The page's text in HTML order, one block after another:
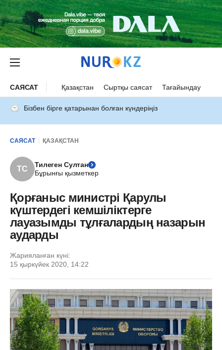
САЯСАТ Қазақстан Сыртқы саясат Тағайындау
Бізбен бірге қатарынан болған күндеріңіз
САЯСАТ ҚАЗАҚСТАН
ТС
Тилеген Султан
Бұрынғы қызметкер
Қорғаныс министрі Қарулы
күштердегі кемшіліктерге
лауазымды тұлғалардың назарын
аударды
Жарияланған күні:
15 қыркүйек 2020, 14:22